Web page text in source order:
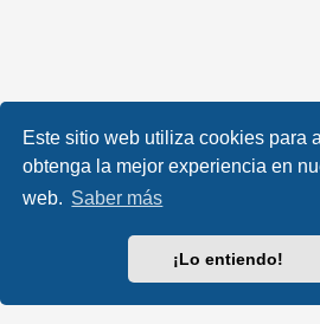
Este sitio web utiliza cookies para
obtenga la mejor experiencia en
web. Saber más
¡Lo entiendo!